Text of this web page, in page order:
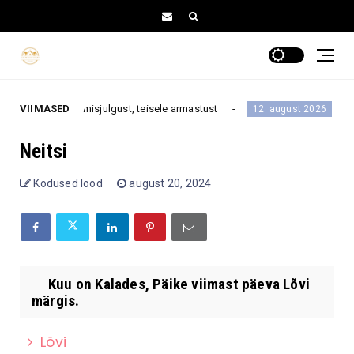
VIIMASED
ühele tegutsemisjulgust, teisele armastust 12. august 2026
Neitsi
Kodused lood august 20, 2024
Kuu on Kalades, Päike viimast päeva Lõvi
märgis.
Lõvi